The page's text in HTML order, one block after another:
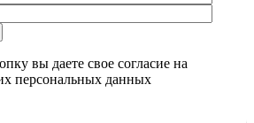
вы даете свое согласие на
персональных данных